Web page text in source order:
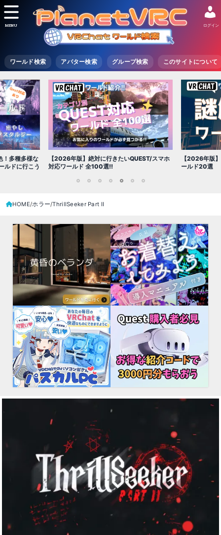
ワールド検索 アバター検索 グループ検索 このサイトについて
ログイン
MENU
スマホ
【2026年版】VRChatでおすすめ!! 謎解きワ
ールド20選
【2026年版
ルド特集!!【
HOME ホラー ThrillSeeker Part II